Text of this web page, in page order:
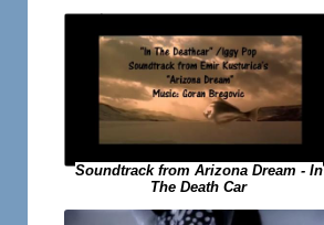
Soundtrack from Arizona Dream - In
The Death Car